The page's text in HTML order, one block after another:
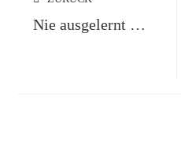
Nie ausgelernt …